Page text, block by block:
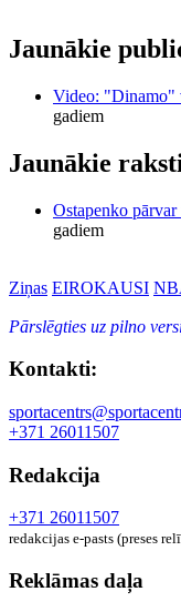
Jaunākie
Video: "Dinamo"
gadiem
Jaunākie
Ostapenko
gadiem
Ziņas EIROKAUSI
Pārslēgties uz pilno
Kontakti:
+371 26011507
Redakcija
+371 26011507
redakcijas e-pasts (preses
Reklāmas daļa